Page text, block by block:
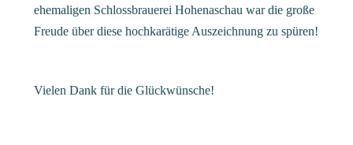
ehemaligen Schlossbrauerei Hohenaschau war die große
Freude über diese hochkarätige Auszeichnung zu spüren!
Vielen Dank für die Glückwünsche!